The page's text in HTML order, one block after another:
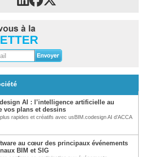
S.p.A.
AI : l’intelligence artificielle au
vos plans et dessins
rapides et créatifs avec usBIM.codesign AI d’ACCA
au cœur des principaux événements
BIM et SIG